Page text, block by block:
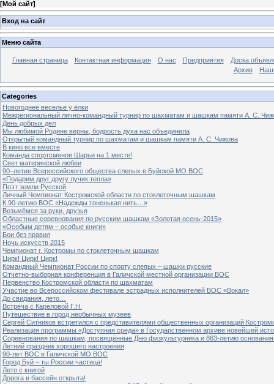
[Мой сайт]
Вход на сайт
Меню сайта
Главная страница Контактная информация О нас Предприятия
Доска
Архив
Categories
Новогоднее веселье у ёлки
Межрегиональный лично-командный турнир по шахматам и шашкам памяти А. С.
День добрых дел
Мы любимой Родине верны, бодрость духа нас объединила
Открытый командный турнир по шахматам и шашкам памяти А. С. Чижова
В кино все вместе
Команда спортсменов Шарьи на 1 месте!
Свет материнской любви
90–летие Всероссийского общества слепых в Буйской МО ВОС
«Подарим друг другу лучик тепла»
Поэт земли Русской
Личный Чемпионат Костромской области по стоклеточным шашкам
К 90-летию ВОС «Надежды тоненькая нить…»
Возьмёмся за руки, друзья
Областные соревнования по русским шашкам «Золотая осень-2015»
«Особым детям – особые книги»
Бои без правил
Ночь искусств 2015
Чемпионат г. Костромы по стоклеточным шашкам
Цирк! Цирк! Цирк!
Командный Чемпионат России по спорту слепых – шашки русские
Отчетно-выборная конференция в Галичской местной организации ВОС
Первенство Костромской области по шахматам
Участие во Всероссийском фестивале эстрадных исполнителей ВОС «Вокал»
До свидания, лето…
Встреча с Кареловой Г.Н.
Путешествие в город необычных музеев
Сергей Ситников встретился с представителями общественных организаций
Реализация программы «Доступная среда» в Государственном архиве новейшей
Соревнования по шашкам, посвящённые Дню физкультурника и 863-летию основания
Летний праздник хорошего настроения
90-лет ВОС в Галичской МО ВОС
Город Буй – ты России частица!
Лето с книгой
Дорога в бассейн открыта!